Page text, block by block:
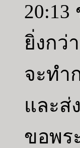
ยิ่งกว่
จะทำ
และส่
ขอพร